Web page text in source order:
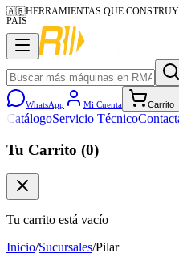
🇦🇷HERRAMIENTAS QUE
PAÍS
WhatsApp Mi Cuenta Carrito
CatálogoServicio Técnico
Tu Carrito (0)
Tu carrito está vacío
Inicio/Sucursales/Pilar